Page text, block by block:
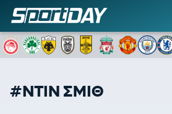
#ΝΤΙΝ ΣΜΙΘ